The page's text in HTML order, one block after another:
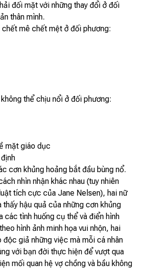
đối mặt với những thay đổi ở đối
thân mình.
mê chết mệt ở đối phương:
thể chịu nổi ở đối phương:
mặt giáo dục
cơn khủng hoảng bắt đầu bùng nổ.
nhìn nhận khác nhau (tuy nhiên
tích cực của Jane Nelsen), hai nữ
hậu quả của những cơn khủng
các tình huống cụ thể và điển hình
hình ảnh minh họa vui nhộn, hai
độc giả những việc mà mỗi cá nhân
với bạn đời thực hiện để vượt qua
mối quan hệ vợ chồng và bầu không